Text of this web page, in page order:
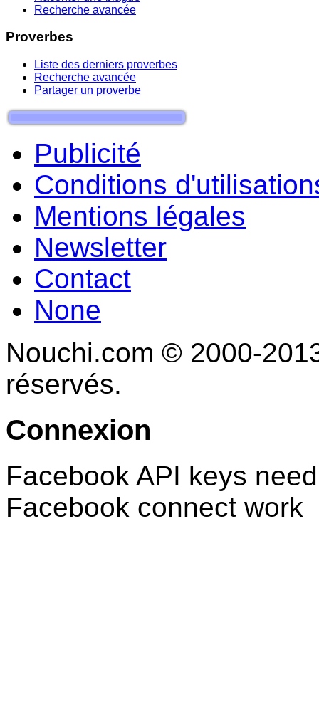
Recherche avancée
Proverbes
Liste des derniers proverbes
Recherche avancée
Partager un proverbe
Publicité
Conditions
Mentions légales
Newsletter
Contact
None
Nouchi.com © 2000-
réservés.
Connexion
Facebook API keys
Facebook connect work